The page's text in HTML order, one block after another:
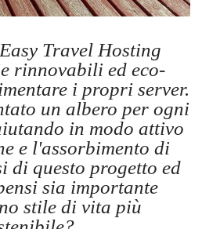
Travel Hosting
rinnovabili ed eco-
i propri server.
un albero per ogni
in modo attivo
e l'assorbimento di
di questo progetto ed
sia importante
stile di vita più